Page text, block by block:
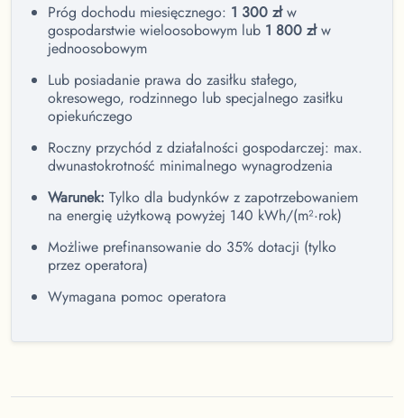
Próg dochodu miesięcznego: 1 300 złw
gospodarstwie wieloosobowym lub 1 800 złw
jednoosobowym
Lub posiadanie prawa do zasiłku stałego,
okresowego, rodzinnego lub specjalnego zasiłku
opiekuńczego
Roczny przychód z działalności gospodarczej: max.
dwunastokrotność minimalnego wynagrodzenia
Warunek: Tylko dla budynków z zapotrzebowaniem
na energię użytkową powyżej 140 kWh/(m²·rok)
Możliwe prefinansowanie do 35% dotacji (tylko
przez operatora)
Wymagana pomoc operatora